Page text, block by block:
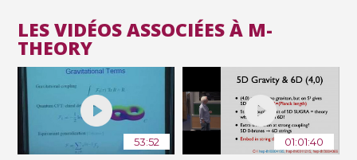
LES VIDÉOS ASSOCIÉES À M-
THEORY
53:52 01:01:40